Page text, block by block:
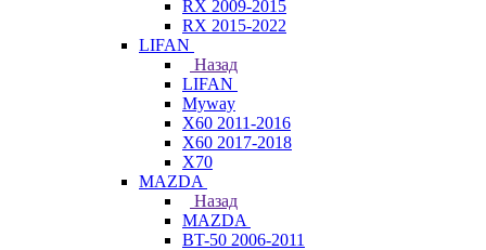
RX 2009-2015
RX 2015-2022
LIFAN
Назад
LIFAN
Myway
X60 2011-2016
X60 2017-2018
X70
MAZDA
Назад
MAZDA
BT-50 2006-2011